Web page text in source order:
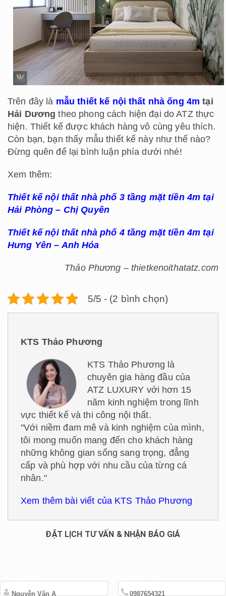
Trên đây là mẫu thiết kế nội thất nhà ống 4m tại
Hải Dương theo phong cách hiện đại do ATZ thực
hiện. Thiết kế được khách hàng vô cùng yêu thích.
Còn bạn, bạn thấy mẫu thiết kế này như thế nào?
Đừng quên để lại bình luận phía dưới nhé!
Xem thêm:
Thiết kế nội thất nhà phố 3 tầng mặt tiền 4m tại
Hải Phòng – Chị Quyên
Thiết kế nội thất nhà phố 4 tầng mặt tiền 4m tại
Hưng Yên – Anh Hóa
Thảo Phương – thietkenoithatatz.com
5/5 - (2 bình chọn)
KTS Thảo Phương
KTS Thảo Phương là
chuyên gia hàng đầu của
ATZ LUXURY với hơn 15
năm kinh nghiệm trong lĩnh
vực thiết kế và thi công nội thất.
"Với niềm đam mê và kinh nghiệm của mình,
tôi mong muốn mang đến cho khách hàng
những không gian sống sang trọng, đẳng
cấp và phù hợp với nhu cầu của từng cá
nhân."
Xem thêm bài viết của KTS Thảo Phương
ĐẶT LỊCH TƯ VẤN & NHẬN BÁO GIÁ